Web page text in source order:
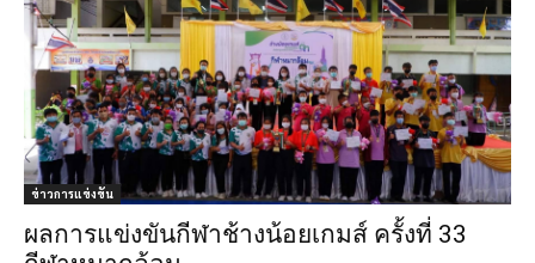
ข่าวการแข่งขัน
ผลการแข่งขันกีฬาช้างน้อยเกมส์ ครั้งที่ 33